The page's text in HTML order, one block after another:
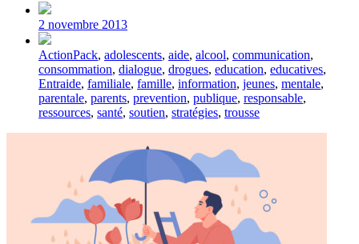
Post
date
2 novembre 2013
Tagged
with
ActionPack, adolescents, aide, alcool, communication,
consommation, dialogue, drogues, education, educatives,
Entraide, familiale, famille, information, jeunes, mentale,
parentale, parents, prevention, publique, responsable,
ressources, santé, soutien, stratégies, trousse